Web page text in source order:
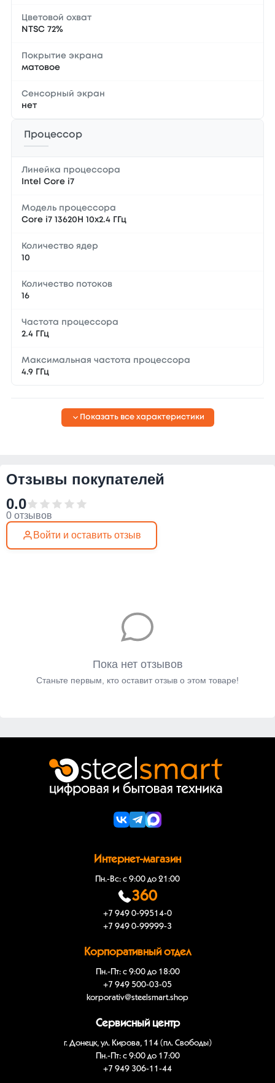
Цветовой охват
NTSC 72%
Покрытие экрана
матовое
Сенсорный экран
нет
Процессор
Линейка процессора
Intel Core i7
Модель процессора
Core i7 13620H 10x2.4 ГГц
Количество ядер
10
Количество потоков
16
Частота процессора
2.4 ГГц
Максимальная частота процессора
4.9 ГГц
Показать все характеристики
Отзывы покупателей
0.0
0 отзывов
Войти и оставить отзыв
Пока нет отзывов
Станьте первым, кто оставит отзыв о этом товаре!
Интернет-магазин
Пн.-Вс: с 9:00 до 21:00
360
+7 949 0-99514-0
+7 949 0-99999-3
Корпоративный отдел
Пн.-Пт: с 9:00 до 18:00
+7 949 500-03-05
korporativ@steelsmart.shop
Сервисный центр
г. Донецк, ул. Кирова, 114 (пл. Свободы)
Пн.-Пт: с 9:00 до 17:00
+7 949 306-11-44